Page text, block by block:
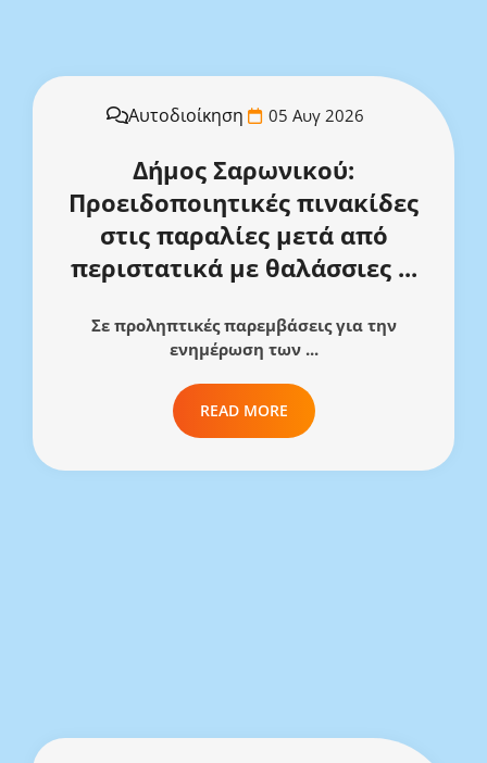
Αυτοδιοίκηση 05 Αυγ 2026
Δήμος Σαρωνικού:
Προειδοποιητικές πινακίδες
στις παραλίες μετά από
περιστατικά με θαλάσσιες ...
Σε προληπτικές παρεμβάσεις για την
ενημέρωση των ...
READ MORE